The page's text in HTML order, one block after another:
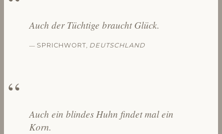
Auch der Tüchtige braucht Glück.
— SPRICHWORT DEUTSCHLAND
Auch ein blindes Huhn findet mal ein
Korn.